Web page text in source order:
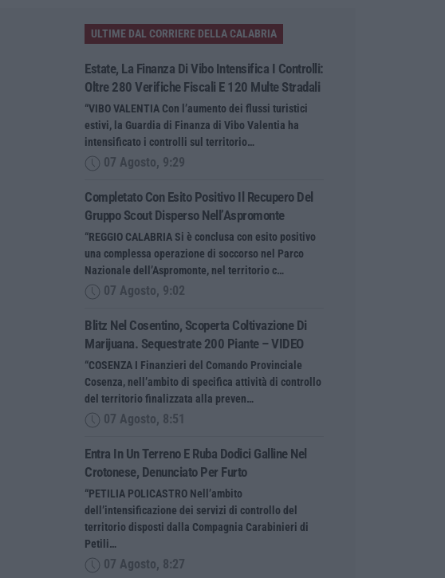
ULTIME DAL CORRIERE DELLA CALABRIA
Estate, La Finanza Di Vibo Intensifica I Controlli:
Oltre 280 Verifiche Fiscali E 120 Multe Stradali
“VIBO VALENTIA Con l’aumento dei flussi turistici
estivi, la Guardia di Finanza di Vibo Valentia ha
intensificato i controlli sul territorio…
07 Agosto, 9:29
Completato Con Esito Positivo Il Recupero Del
Gruppo Scout Disperso Nell’Aspromonte
“REGGIO CALABRIA Si è conclusa con esito positivo
una complessa operazione di soccorso nel Parco
Nazionale dell’Aspromonte, nel territorio c…
07 Agosto, 9:02
Blitz Nel Cosentino, Scoperta Coltivazione Di
Marijuana. Sequestrate 200 Piante – VIDEO
“COSENZA I Finanzieri del Comando Provinciale
Cosenza, nell’ambito di specifica attività di controllo
del territorio finalizzata alla preven…
07 Agosto, 8:51
Entra In Un Terreno E Ruba Dodici Galline Nel
Crotonese, Denunciato Per Furto
“PETILIA POLICASTRO Nell’ambito
dell’intensificazione dei servizi di controllo del
territorio disposti dalla Compagnia Carabinieri di
Petili…
07 Agosto, 8:27